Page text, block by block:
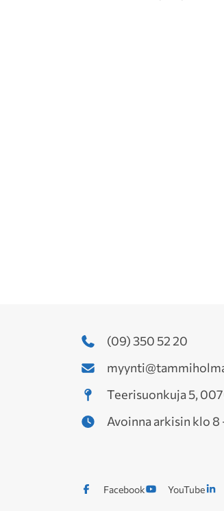
(09) 350 52 20
Teerisuonkuja 5,
Avoinna arkisin klo 8
Facebook YouTube